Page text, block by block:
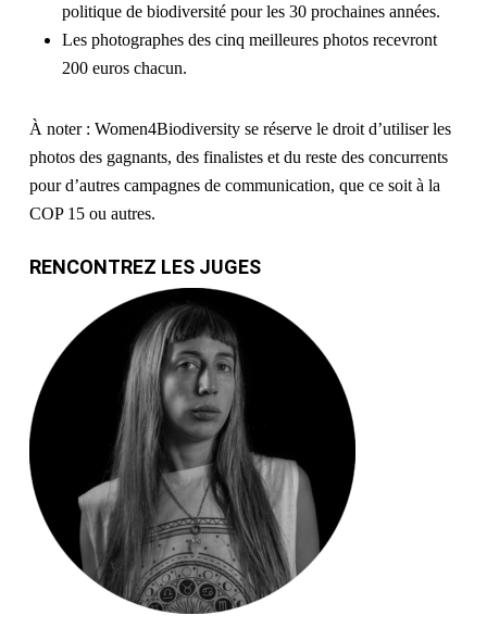
politique de biodiversité pour les 30 prochaines années.
Les photographes des cinq meilleures photos recevront
200 euros chacun.
À noter : Women4Biodiversity se réserve le droit d’utiliser les
photos des gagnants, des finalistes et du reste des concurrents
pour d’autres campagnes de communication, que ce soit à la
COP 15 ou autres.
RENCONTREZ LES JUGES